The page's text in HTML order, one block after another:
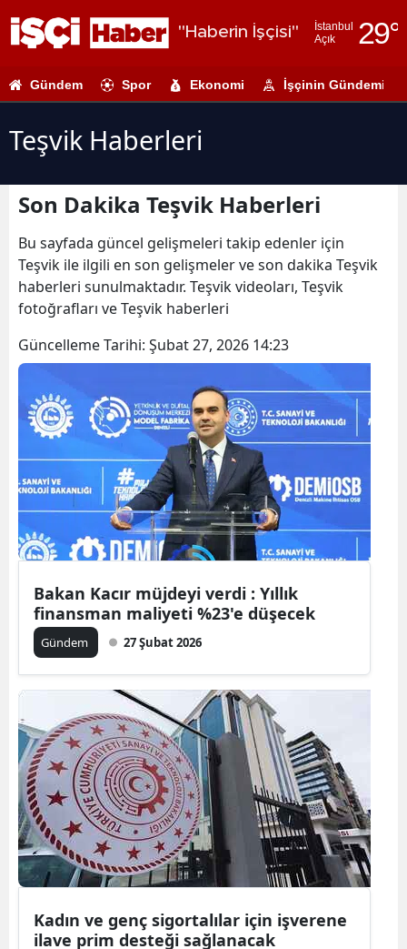
"Haberin İşçisi"
İstanbul
Açık
29°
Adıyaman
Ankara
Antalya
Balıkesir
Bilecik
Bitlis
Bolu
Çankırı
Denizli
Diyarbakır
Edirne
Elazığ
Gündem Spor Ekonomi İşçinin Gündemi
Teşvik Haberleri
Son Dakika Teşvik Haberleri
Bu sayfada güncel gelişmeleri takip edenler için
Teşvik ile ilgili en son gelişmeler ve son dakika Teşvik
haberleri sunulmaktadır. Teşvik videoları, Teşvik
fotoğrafları ve Teşvik haberleri
Güncelleme Tarihi: Şubat 27, 2026 14:23
Bakan Kacır müjdeyi verdi : Yıllık
finansman maliyeti %23'e düşecek
Gündem 27 Şubat 2026
Kadın ve genç sigortalılar için işverene
ilave prim desteği sağlanacak